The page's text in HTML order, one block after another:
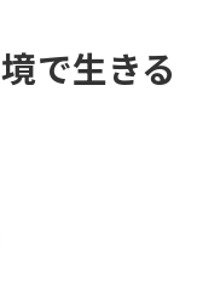
で生きる